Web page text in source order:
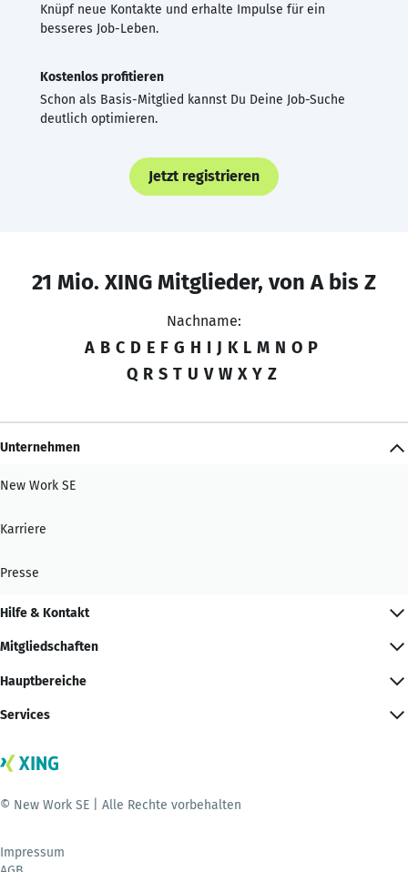
Knüpf neue Kontakte und erhalte Impulse für ein
besseres Job-Leben.
Kostenlos profitieren
Schon als Basis-Mitglied kannst Du Deine Job-Suche
deutlich optimieren.
Jetzt registrieren
21 Mio. XING Mitglieder, von A bis Z
Nachname:
A B C D E F G H I J K L M N O P
Q R S T U V W X Y Z
Unternehmen
New Work SE
Karriere
Presse
Hilfe & Kontakt
Mitgliedschaften
Hauptbereiche
Services
© New Work SE | Alle Rechte vorbehalten
Impressum